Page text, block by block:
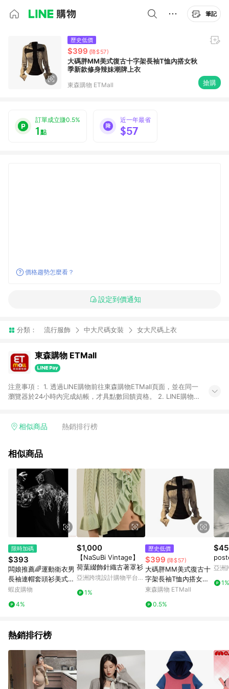
筆記
歷史低價
$399 (降$57)
大碼胖MM美式復古十字架長袖T恤內搭女秋
季新款修身辣妹潮牌上衣
東森購物 ETMall 搶購
訂單成立賺0.5%
1點
近一年最省
$57
價格趨勢怎麼看？
設定到價通知
分類： 流行服飾 中大尺碼女裝 女大尺碼上衣
東森購物 ETMall
注意事項： 1. 透過LINE購物前往東森購物ETMall頁面，並在同一
瀏覽器於24小時內完成結帳，才具點數回饋資格。 2. LINE購物
單，皆不在點數回饋範圍內。 3. 如購買以下類別商品，將無法獲
球嚴選、商城、專案商品、「草莓網」全館商品。 4. 如取消訂
回饋。 5. 點數回饋會扣除所有折扣優惠後之最終發票金額計算，
實際回饋請依LINE購物通知為主。 6. 訂單如有使用東森購物
ETMall站內之折扣優惠(包含但不限於東森幣、樂透金、東森現金
券等)，不具點數回饋資格。詳細請依東森購物ETMall之結帳頁面
顯示為準。 7. LINE購物設有「單一商品最高回饋點數」機制(特
殊活動時開放「回饋無上限」)，以同一訂單中同一商品不論件數
計算，並依訂單成立時間當下LINE購物所設定的回饋機制為準。
8. LINE購物為購物資訊整合性平台，商品資料更新會有時間差，
如顯示之商品規格、顏色、價位、贈品與東森購物ETMall銷售網
頁不符，以銷售網頁標示為準。 9. 若有贈點爭議，請務必於訂單
日期+180天以內至LINE購物客服洽詢；若超過180天(含)以上進
行申訴，恕無法贈點回饋。 10. 部分點數紅包僅限指定商品使
用，或不適用於無回饋商品。各點數紅包之適用商品與使用條件
請依點數紅包頁面規則為準。
相似商品 熱銷排行榜
相似商品
限時加碼
$393
闆娘推薦🌈運動衛衣男
長袖連帽套頭衫美式潮
牌健身訓練寬鬆大印花
蝦皮購物
4%
$1,000
【NaSuBi Vintage】
荷葉綴飾針織古著罩衫
亞洲跨境設計購物平台
1%
歷史低價
$399 (降$57)
大碼胖MM美式復古十
字架長袖T恤內搭女秋
季新款修身辣妹潮牌上
東森購物 ETMall
0.5%
亞洲
1%
熱銷排行榜